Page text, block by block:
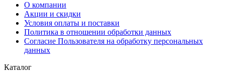
О компании
Акции и скидки
Условия оплаты и поставки
Политика в отношении обработки данных
Согласие Пользователя на обработку персональных
данных
Каталог